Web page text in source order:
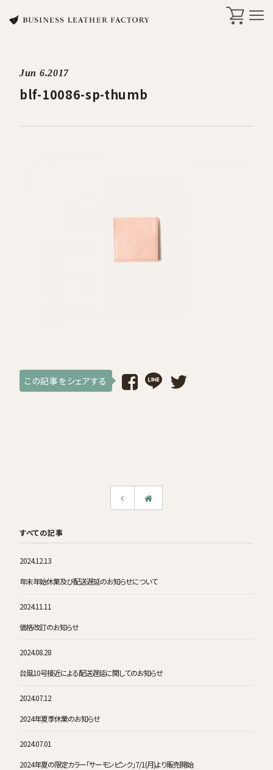
Jun 6.2017
blf-10086-sp-thumb
この記事をシェアする
すべての記事
2024.12.13
年末年始休業及び配送遅延のお知らせについて
2024.11.11
価格改訂のお知らせ
2024.08.28
台風10号接近による配送遅延に関してのお知らせ
2024.07.12
2024年夏季休業のお知らせ
2024.07.01
2024年夏の限定カラー「サーモンピンク」7/1(月)より販売開始